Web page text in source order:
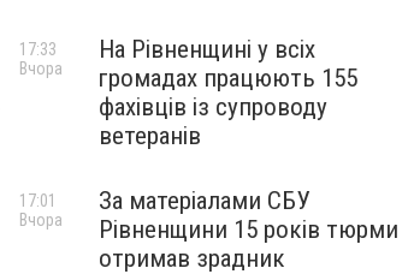
На Рівненщині у всіх
громадах працюють 155
фахівців із супроводу
ветеранів
17:33
Вчора
За матеріалами СБУ
Рівненщини 15 років тюрми
отримав зрадник
17:01
Вчора